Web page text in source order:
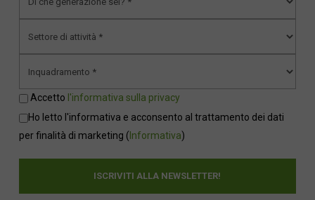
Accetto l'informativa sulla privacy
Ho letto l'informativa e acconsento al trattamento dei dati
per finalità di marketing ( Informativa)